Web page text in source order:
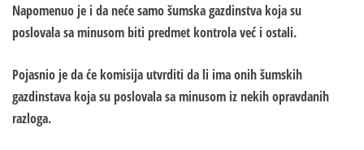
Napomenuo je i da neće samo šumska gazdinstva koja su
poslovala sa minusom biti predmet kontrola već i ostali.
Pojasnio je da će komisija utvrditi da li ima onih šumskih
gazdinstava koja su poslovala sa minusom iz nekih opravdanih
razloga.